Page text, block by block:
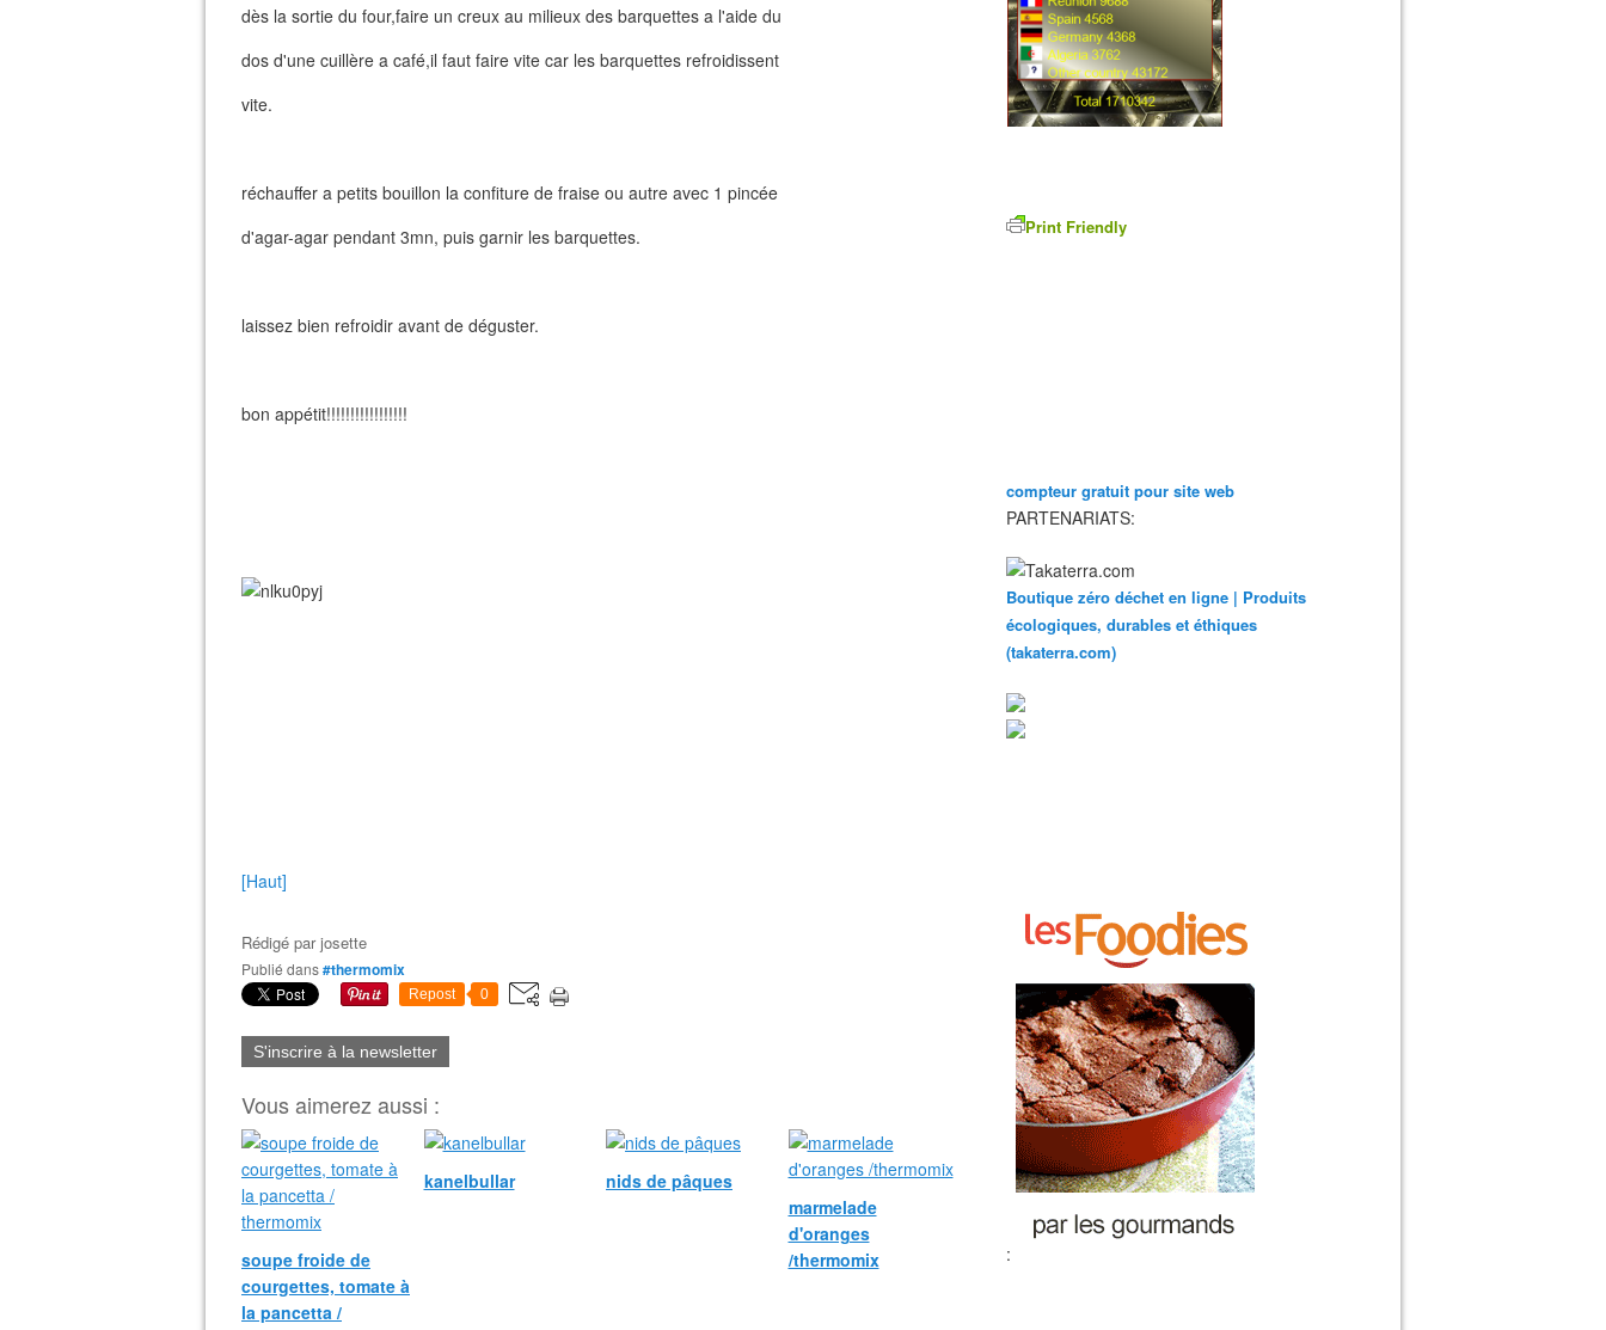
dès la sortie du four,faire un creux au milieux des barquettes a l'aide du
dos d'une cuillère a café,il faut faire vite car les barquettes refroidissent
vite.
réchauffer a petits bouillon la confiture de fraise ou autre avec 1 pincée
d'agar-agar pendant 3mn, puis garnir les barquettes.
laissez bien refroidir avant de déguster.
bon appétit!!!!!!!!!!!!!!!!!
[Haut]
Rédigé parjosette
Publié dans#thermomix
Repost 0
S'inscrire à la newsletter
Vous aimerez aussi :
soupe froide de
courgettes, tomate à
la pancetta /
kanelbullar
nids de pâques
marmelade
d'oranges
/thermomix
Print Friendly
compteur gratuit pour site web
PARTENARIATS:
Boutique zéro déchet en ligne | Produits
écologiques, durables et éthiques
(takaterra.com)
: